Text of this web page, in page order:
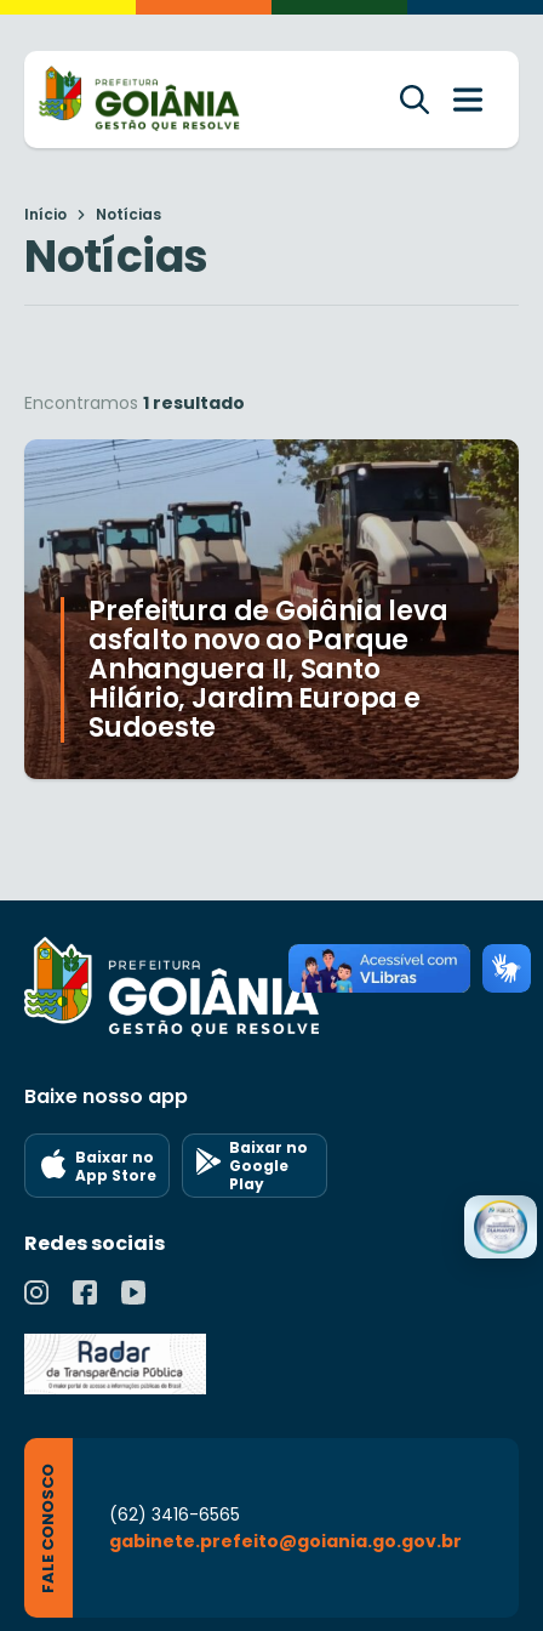
Início Notícias
Notícias
Encontramos 1 resultado
Prefeitura de Goiânia leva
asfalto novo ao Parque
Anhanguera II, Santo
Hilário, Jardim Europa e
Sudoeste
Baixe nosso app
Baixar no
App Store
Baixar no
Google
Play
Redes sociais
FALE CONOSCO
(62) 3416-6565
gabinete.prefeito@goiania.go.gov.br